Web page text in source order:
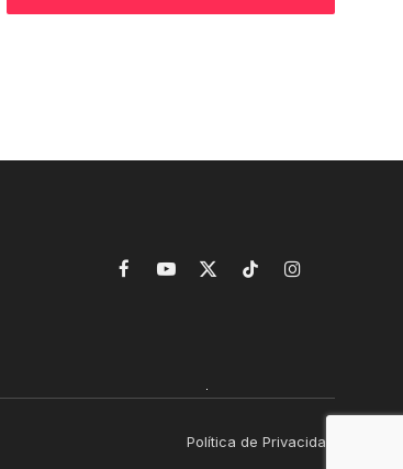
FacebookYouTube
X
TikTokInstagram
Política de Privacidad